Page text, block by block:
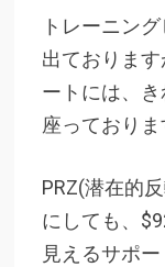
トレーニン
出ておりま
ートには、
座っておりま
PRZ(潜在的
にしても、
見えるサポー